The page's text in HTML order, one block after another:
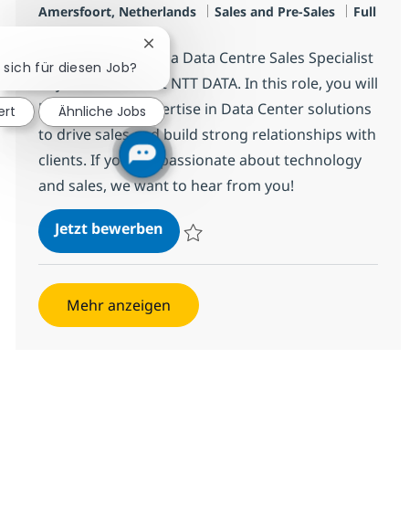
Standort
Amersfoort, Netherlands Kategorie
Sales and Pre-Sales Jobtyp
Full
We are looking for a Data Centre Sales Specialist
to join our team at NTT DATA. In this role, you will
leverage your expertise in Data Center solutions
to drive sales and build strong relationships with
clients. If you are passionate about technology
and sales, we want to hear from you!
Jetzt bewerbenData Centre Sales Specialist
Mehr anzeigen
für diesen Job?
Chatbot-Benachrichtigung schließen
Ähnliche Jobs